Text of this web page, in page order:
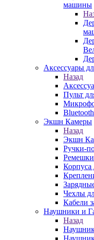
машины
Аксессуары
Назад
Пульт
Экшн Камеры
Назад
Экшн
Ручки-
Корпуса
Чехлы
Кабели
Наушники и
Назад